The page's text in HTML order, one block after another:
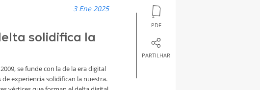
3 Ene 2025
solidifica la
se funde con la de la era digital
experiencia solidifican la nuestra.
PDF
PARTILHAR